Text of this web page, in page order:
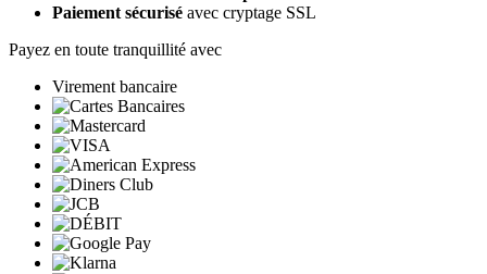
Paiement sécurisé avec cryptage SSL
Payez en toute tranquillité avec
Virement bancaire